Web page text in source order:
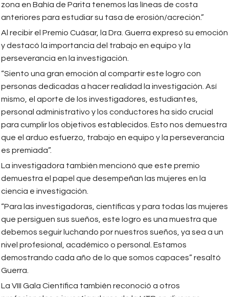
zona en Bahía de Parita tenemos las líneas de costa
anteriores para estudiar su tasa de erosión/acreción.”
Al recibir el Premio Cuásar, la Dra. Guerra expresó su emoción
y destacó la importancia del trabajo en equipo y la
perseverancia en la investigación.
“Siento una gran emoción al compartir este logro con
personas dedicadas a hacer realidad la investigación. Así
mismo, el aporte de los investigadores, estudiantes,
personal administrativo y los conductores ha sido crucial
para cumplir los objetivos establecidos. Esto nos demuestra
que el arduo esfuerzo, trabajo en equipo y la perseverancia
es premiada”.
La investigadora también mencionó que este premio
demuestra el papel que desempeñan las mujeres en la
ciencia e investigación.
“Para las investigadoras, científicas y para todas las mujeres
que persiguen sus sueños, este logro es una muestra que
debemos seguir luchando por nuestros sueños, ya sea a un
nivel profesional, académico o personal. Estamos
demostrando cada año de lo que somos capaces” resaltó
Guerra.
La VIII Gala Científica también reconoció a otros